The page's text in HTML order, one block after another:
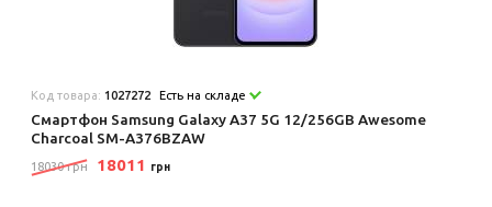
Код товара: 1027272 Есть на складе
Смартфон Samsung Galaxy A37 5G 12/256GB Awesome
Charcoal SM-A376BZAW
18030 грн 18011 грн